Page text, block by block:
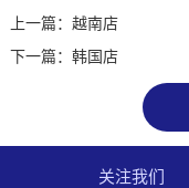
上一篇：越南店
下一篇：韩国店
关注我们